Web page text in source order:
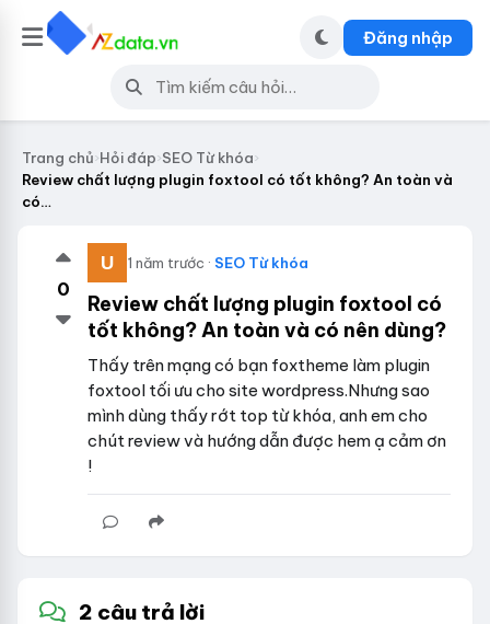
Đăng nhập
Trang chủ›Hỏi đáp›SEO Từ khóa›
Review chất lượng plugin foxtool có tốt không? An toàn và
có…
0
1 năm trước · SEO Từ khóa
Review chất lượng plugin foxtool có
tốt không? An toàn và có nên dùng?
Thấy trên mạng có bạn foxtheme làm plugin
foxtool tối ưu cho site wordpress.Nhưng sao
mình dùng thấy rớt top từ khóa, anh em cho
chút review và hướng dẫn được hem ạ cảm ơn
!
2 câu trả lời